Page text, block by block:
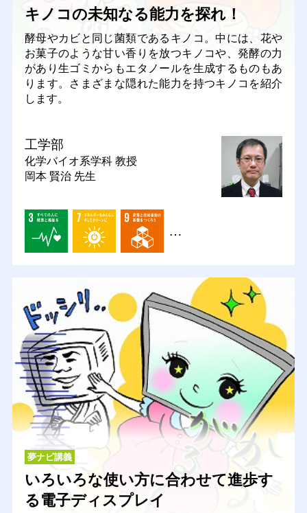
キノコの未知なる能力を探れ！
酵母やカビと同じ菌類であるキノコ。中には、花や
お菓子のような甘い香りを放つキノコや、発酵の力
があり生ゴミからもエタノールを生成するものもあ
ります。さまざまな隠れた能力を持つキノコを紹介
します。
工学部
化学バイオ系学科 教授
岡本 賢治 先生
…
夢ナビ講義
いろいろな使い方に合わせて進歩す
る電子ディスプレイ